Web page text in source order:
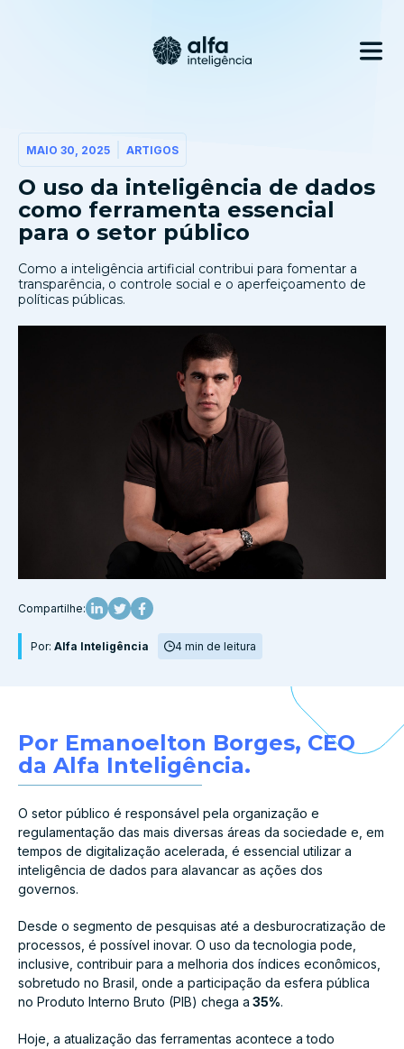
MAIO 30, 2025 ARTIGOS
O uso da inteligência de dados
como ferramenta essencial
para o setor público
Como a inteligência artificial contribui para fomentar a
transparência, o controle social e o aperfeiçoamento de
políticas públicas.
Compartilhe:
Por: Alfa Inteligência 4 min de leitura
Por Emanoelton Borges, CEO
da Alfa Inteligência.
O setor público é responsável pela organização e
regulamentação das mais diversas áreas da sociedade e, em
tempos de digitalização acelerada, é essencial utilizar a
inteligência de dados para alavancar as ações dos
governos.
Desde o segmento de pesquisas até a desburocratização de
processos, é possível inovar. O uso da tecnologia pode,
inclusive, contribuir para a melhoria dos índices econômicos,
sobretudo no Brasil, onde a participação da esfera pública
no Produto Interno Bruto (PIB) chega a 35%.
Hoje, a atualização das ferramentas acontece a todo